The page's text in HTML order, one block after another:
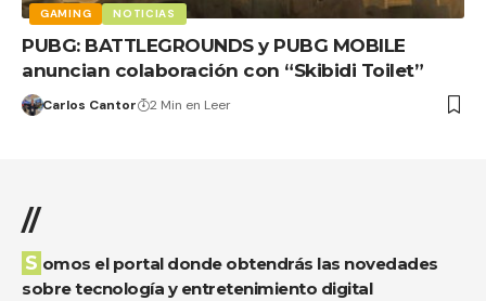
GAMING NOTICIAS
PUBG: BATTLEGROUNDS y PUBG MOBILE
anuncian colaboración con “Skibidi Toilet”
Carlos Cantor 2 Min en Leer
//
Somos el portal donde obtendrás las novedades
sobre tecnología y entretenimiento digital